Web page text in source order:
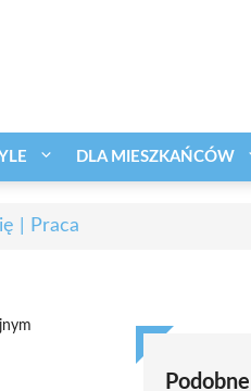
DLA MIESZKAŃCÓW
| Praca